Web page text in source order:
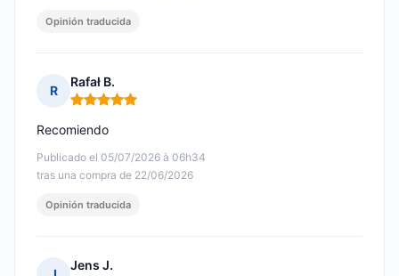
Opinión traducida
R
Rafał B.
Nota: 5 de 5
Publicado el 05/07/2026 à 06h34
tras una compra de 22/06/2026
Recomiendo
Opinión traducida
Jens J.